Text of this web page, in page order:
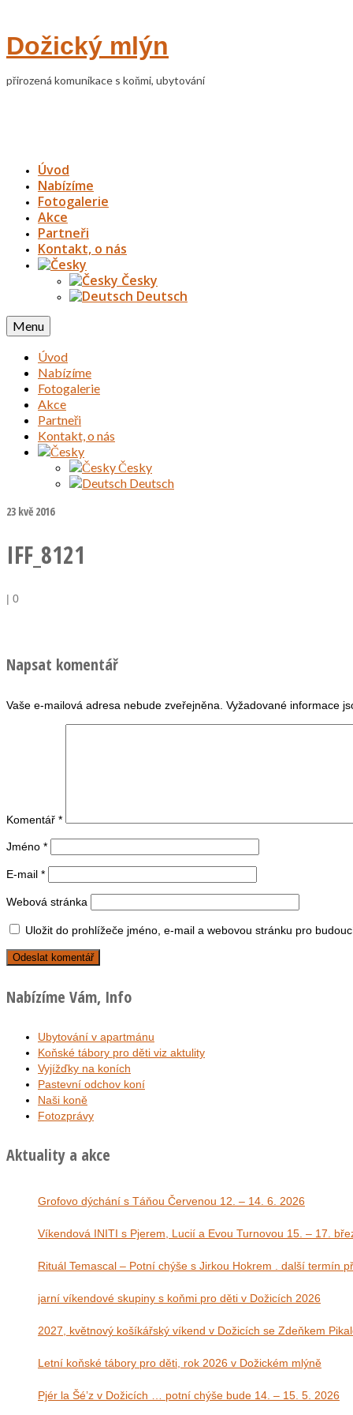
Dožický mlýn
přirozená komunikace s koňmi, ubytování
Úvod
Nabízíme
Fotogalerie
Akce
Partneři
Kontakt, o nás
Česky
Deutsch
Menu
Úvod
Nabízíme
Fotogalerie
Akce
Partneři
Kontakt, o nás
Česky
Deutsch
23 kvě 2016
IFF_8121
| 0
Napsat komentář
Vaše e-mailová adresa nebude zveřejněna. Vyžadované informace
Komentář *
Jméno *
E-mail *
Webová stránka
Uložit do prohlížeče jméno, e-mail a webovou stránku pro
Nabízíme Vám, Info
Ubytování v apartmánu
Koňské tábory pro děti viz aktulity
Vyjížďky na koních
Pastevní odchov koní
Naši koně
Fotozprávy
Aktuality a akce
Grofovo dýchání s Táňou Červenou 12. – 14. 6. 2026
Víkendová INITI s Pjerem, Lucií a Evou
Rituál Temascal – Potní chýše s Jirkou Hokrem . další termín
jarní víkendové skupiny s koňmi pro děti v Dožicích 2026
2027, květnový košíkářský víkend v Dožicích se Zdeňkem
Letní koňské tábory pro děti, rok 2026 v Dožickém mlýně
Pjér la Šé’z v Dožicích … potní chýše bude 14. – 15. 5. 2026